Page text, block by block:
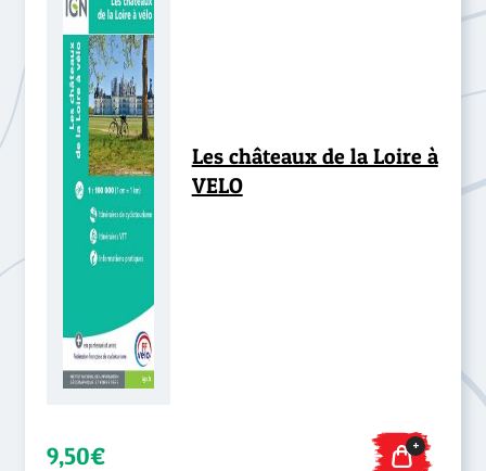
Les châteaux de la Loire à
VELO
9,50€ +